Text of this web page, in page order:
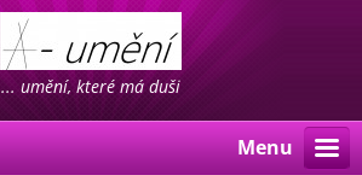
... umění, které má duši
Menu